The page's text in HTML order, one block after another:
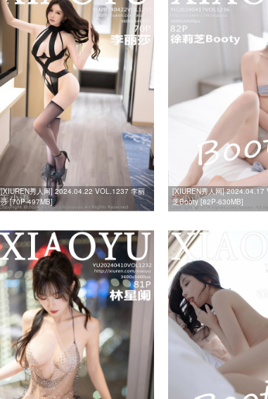
[XIUREN秀人网] 2024.04.22 VOL.1237 李丽
莎 [70P-497MB]
[XIUREN秀人网] 2024.04.17
芝Booty [82P-630MB]